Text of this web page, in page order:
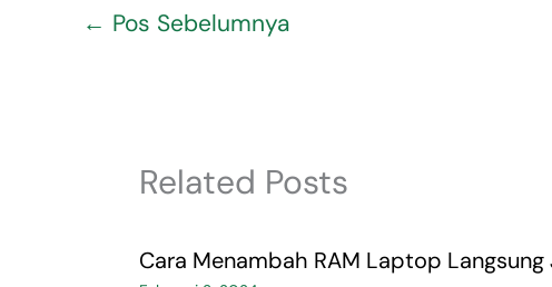
← Pos Sebelumnya
Related Posts
Cara Menambah RAM Laptop Langsung